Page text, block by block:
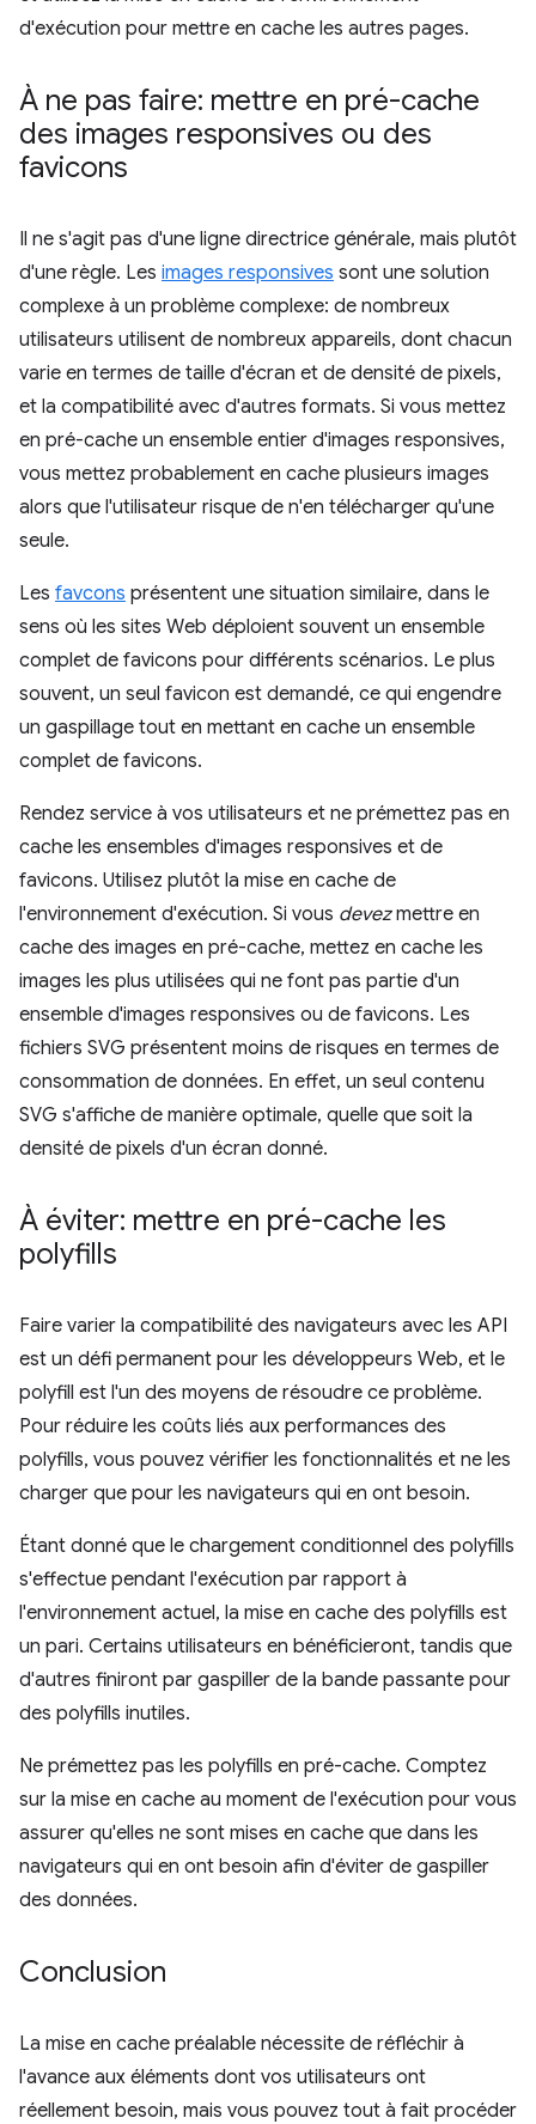
d'exécution pour mettre en cache les autres pages.
À ne pas faire: mettre en pré-cache
des images responsives ou des
favicons
Il ne s'agit pas d'une ligne directrice générale, mais plutôt
d'une règle. Les images responsives sont une solution
complexe à un problème complexe: de nombreux
utilisateurs utilisent de nombreux appareils, dont chacun
varie en termes de taille d'écran et de densité de pixels,
et la compatibilité avec d'autres formats. Si vous mettez
en pré-cache un ensemble entier d'images responsives,
vous mettez probablement en cache plusieurs images
alors que l'utilisateur risque de n'en télécharger qu'une
seule.
Les favcons présentent une situation similaire, dans le
sens où les sites Web déploient souvent un ensemble
complet de favicons pour différents scénarios. Le plus
souvent, un seul favicon est demandé, ce qui engendre
un gaspillage tout en mettant en cache un ensemble
complet de favicons.
Rendez service à vos utilisateurs et ne prémettez pas en
cache les ensembles d'images responsives et de
favicons. Utilisez plutôt la mise en cache de
l'environnement d'exécution. Si vous devezmettre en
cache des images en pré-cache, mettez en cache les
images les plus utilisées qui ne font pas partie d'un
ensemble d'images responsives ou de favicons. Les
fichiers SVG présentent moins de risques en termes de
consommation de données. En effet, un seul contenu
SVG s'affiche de manière optimale, quelle que soit la
densité de pixels d'un écran donné.
À éviter: mettre en pré-cache les
polyfills
Faire varier la compatibilité des navigateurs avec les API
est un défi permanent pour les développeurs Web, et le
polyfill est l'un des moyens de résoudre ce problème.
Pour réduire les coûts liés aux performances des
polyfills, vous pouvez vérifier les fonctionnalités et ne les
charger que pour les navigateurs qui en ont besoin.
Étant donné que le chargement conditionnel des polyfills
s'effectue pendant l'exécution par rapport à
l'environnement actuel, la mise en cache des polyfills est
un pari. Certains utilisateurs en bénéficieront, tandis que
d'autres finiront par gaspiller de la bande passante pour
des polyfills inutiles.
Ne prémettez pas les polyfills en pré-cache. Comptez
sur la mise en cache au moment de l'exécution pour vous
assurer qu'elles ne sont mises en cache que dans les
navigateurs qui en ont besoin afin d'éviter de gaspiller
des données.
Conclusion
La mise en cache préalable nécessite de réfléchir à
l'avance aux éléments dont vos utilisateurs ont
réellement besoin, mais vous pouvez tout à fait procéder